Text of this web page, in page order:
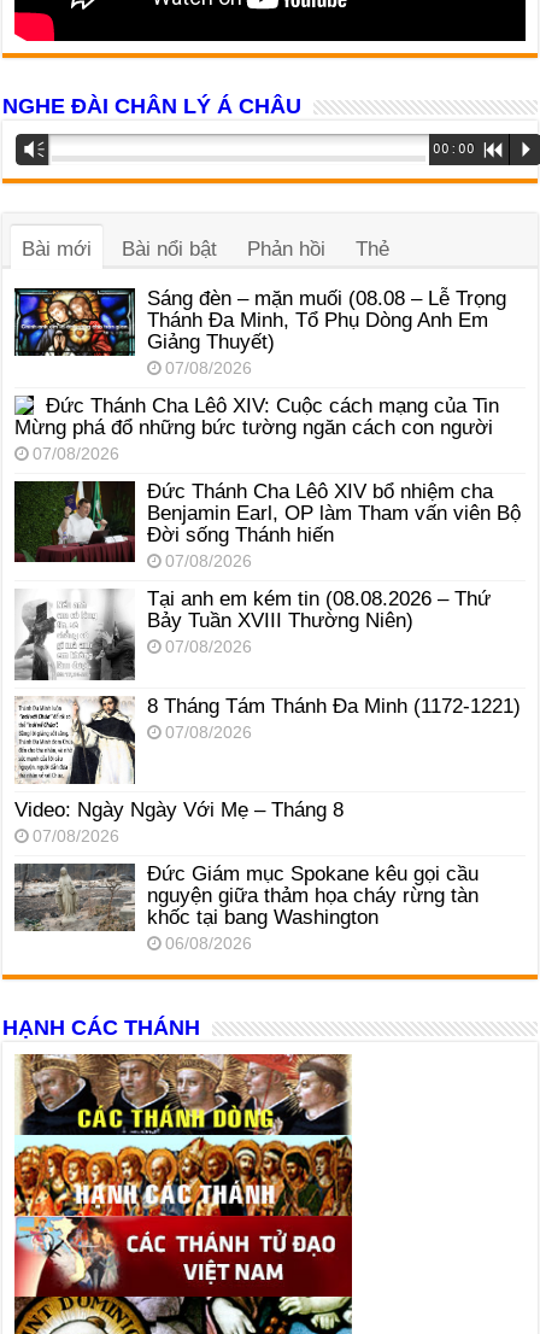
NGHE ĐÀI CHÂN LÝ Á CHÂU
Trình
phát
âm
Vm 00:00 R P
Bài mới Bài nổi bật Phản hồi Thẻ
Sáng đèn – mặn muối (08.08 – Lễ Trọng
Thánh Đa Minh, Tổ Phụ Dòng Anh Em
Giảng Thuyết)
07/08/2026
Đức Thánh Cha Lêô XIV: Cuộc cách mạng của Tin
Mừng phá đổ những bức tường ngăn cách con người
07/08/2026
Đức Thánh Cha Lêô XIV bổ nhiệm cha
Benjamin Earl, OP làm Tham vấn viên Bộ
Đời sống Thánh hiến
07/08/2026
Tại anh em kém tin (08.08.2026 – Thứ
Bảy Tuần XVIII Thường Niên)
07/08/2026
8 Tháng Tám Thánh Ða Minh (1172-1221)
07/08/2026
Video: Ngày Ngày Với Mẹ – Tháng 8
07/08/2026
Đức Giám mục Spokane kêu gọi cầu
nguyện giữa thảm họa cháy rừng tàn
khốc tại bang Washington
06/08/2026
HẠNH CÁC THÁNH